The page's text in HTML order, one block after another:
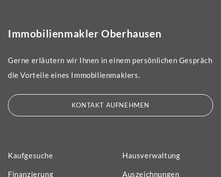
Immobilienmakler Oberhausen
Gerne erläutern wir Ihnen in einem persönlichen Gespräch
die Vorteile eines Immobilienmaklers.
KONTAKT AUFNEHMEN
Kaufgesuche
Finanzierung
Hausverwaltung
Auszeichnungen